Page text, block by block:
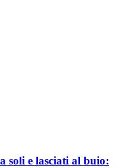
soli e lasciati al buio: